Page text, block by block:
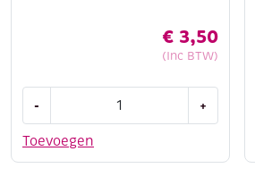
€ 3,50
(Inc BTW)
Toevoegen
-
/
+